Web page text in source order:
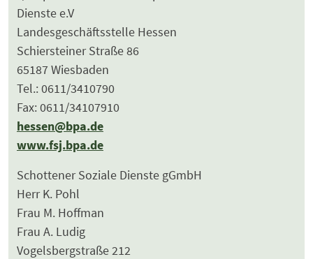
Dienste e.V
Landesgeschäftsstelle Hessen
Schiersteiner Straße 86
65187 Wiesbaden
Tel.: 0611/3410790
Fax: 0611/34107910
hessen@bpa.de
www.fsj.bpa.de
Schottener Soziale Dienste gGmbH
Herr K. Pohl
Frau M. Hoffman
Frau A. Ludig
Vogelsbergstraße 212